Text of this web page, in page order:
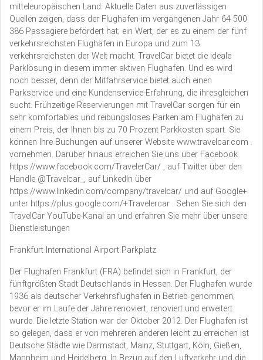
mitteleuropäischen Land. Aktuelle Daten aus zuverlässigen
Quellen zeigen, dass der Flughafen im vergangenen Jahr 64 500
386 Passagiere befördert hat; ein Wert, der es zu einem der fünf
verkehrsreichsten Flughäfen in Europa und zum 13.
verkehrsreichsten der Welt macht. TravelCar bietet die ideale
Parklösung in diesem immer aktiven Flughafen. Und es wird
noch besser, denn der Mitfahrservice bietet auch einen
Parkservice und eine Kundenservice-Erfahrung, die ihresgleichen
sucht. Frühzeitige Reservierungen mit TravelCar sorgen für ein
sehr komfortables und reibungsloses Parken am Flughafen zu
einem Preis, der Ihnen bis zu 70 Prozent Parkkosten spart. Sie
können Ihre Buchungen auf unserer Website www.travelcar.com .
vornehmen. Darüber hinaus erreichen Sie uns über Facebook
https://www.facebook.com/TravelerCar/ , auf Twitter über den
Handle @Travelcar_, auf LinkedIn über
https://www.linkedin.com/company/travelcar/ und auf Google+
unter https://plus.google.com/+Travelercar . Sehen Sie sich den
TravelCar YouTube-Kanal an und erfahren Sie mehr über unsere
Dienstleistungen
Frankfurt International Airport Parkplatz
Der Flughafen Frankfurt (FRA) befindet sich in Frankfurt, der
fünftgrößten Stadt Deutschlands in Hessen. Der Flughafen wurde
1936 als deutscher Verkehrsflughafen in Betrieb genommen,
bevor er im Laufe der Jahre renoviert, renoviert und erweitert
wurde. Die letzte Station war der Oktober 2012. Der Flughafen ist
so gelegen, dass er von mehreren anderen leicht zu erreichen ist
Deutsche Städte wie Darmstadt, Mainz, Stuttgart, Köln, Gießen,
Mannheim und Heidelberg. In Bezug auf den Luftverkehr und die